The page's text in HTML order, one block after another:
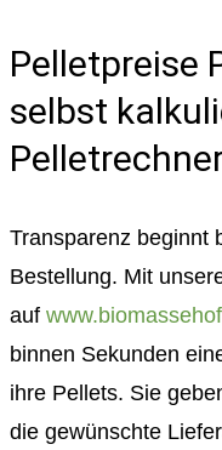
Pelletpreise
selbst
Transparenz beginnt
Bestellung. Mit
auf
binnen Sekunden
ihre Pellets. Sie
die gewünschte